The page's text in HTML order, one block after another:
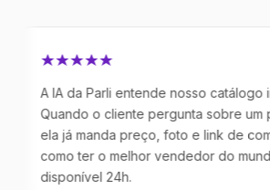
IA da Parli entende nosso catálogo inteiro.
o cliente pergunta sobre um produto,
já manda preço, foto e link de compra. É
ter o melhor vendedor do mundo
24h.